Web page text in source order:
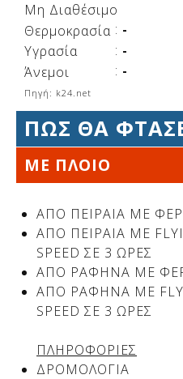
Δείτε μας:
Δείτε μας:
Δείτε μας:
Δείτε μας:
Μη Διαθέσιμο
Θερμοκρασία : -
Υγρασία
: -
Άνεμοι
: -
Πηγή: k24.net
ΠΩΣ ΘΑ
ΜΕ ΠΛΟΙΟ
ΑΠΟ ΠΕΙΡΑΙΑ ΜΕ
ΑΠΟ ΠΕΙΡΑΙΑ ΜΕ
PEED ΣΕ 3 ΩΡΕΣ
ΑΠΟ ΡΑΦΗΝΑ ΜΕ
ΑΠΟ ΡΑΦΗΝΑ ΜΕ
PEED ΣΕ 3 ΩΡΕΣ
ΠΛΗΡΟΦΟΡΙΕΣ
ΔΡΟΜΟΛΟΓΙΑ